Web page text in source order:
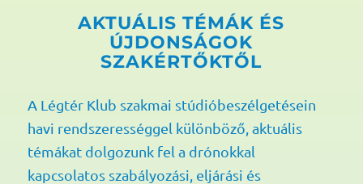
AKTUÁLIS TÉMÁK ÉS
ÚJDONSÁGOK
SZAKÉRTŐKTŐL
A Légtér Klub szakmai stúdióbeszélgetésein
havi rendszerességgel különböző, aktuális
témákat dolgozunk fel a drónokkal
kapcsolatos szabályozási, eljárási és